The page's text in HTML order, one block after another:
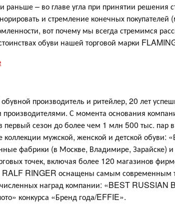
раньше – во главе угла при принятии решения
и стремление конечных
вот почему мы всегда стремимся
обуви нашей торговой марки
производитель и ритейлер, 20 лет
С момента основания
первый сезон до более чем 1 млн 500 тыс. пар
мужской, женской и детской обуви:
фабрики (в Москве, Владимире, Зарайске) и
точек, включая более 120 магазинов
RINGER оснащены самым современным
наград компании: «BEST RUSSIAN
конкурса «Бренд года/EFFIE».